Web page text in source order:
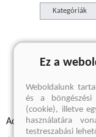
Kategóriák
A
Adatvédelmi
Ez a
Weboldalunk
és a böngészési
(cookie), illetve
használatára
testreszabási